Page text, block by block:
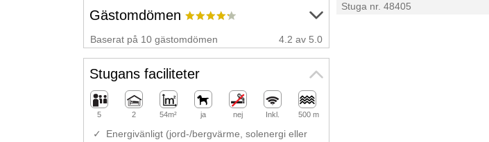
Stuga nr. 48405
Gästomdömen
Baserat på 10 gästomdömen 4.2 av 5.0
Stugans faciliteter
5 2 54m² ja nej Inkl. 500 m
Energivänligt (jord-/bergvärme, solenergi eller